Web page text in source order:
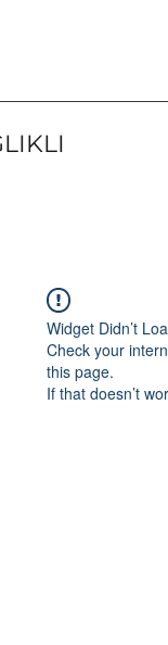
Widget Didn’t
Check your
this page.
If that doesn’t